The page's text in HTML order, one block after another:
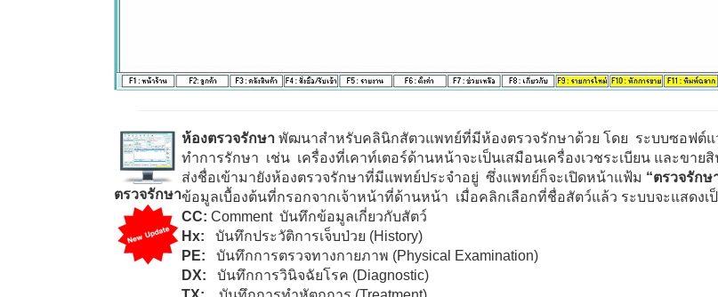
ตรวจรักษา
ห้องตรวจรักษา พัฒนาสำหรับคลินิกสัตวแพทย์ที่มีห้องตรวจรักษาด้วย โดย ระบบซอฟต์แ
ทำการรักษา เช่น เครื่องที่เคาท์เตอร์ด้านหน้าจะเป็นเสมือนเครื่องเวชระเบียน และข
ส่งชื่อเข้ามายังห้องตรวจรักษาที่มีแพทย์ประจำอยู่ ซึ่งแพทย์ก็จะเปิดหน้าแฟ้ม “ตรวจรักษ
ข้อมูลเบื้องต้นที่กรอกจากเจ้าหน้าที่ด้านหน้า เมื่อคลิกเลือกที่ชื่อสัตว์แล้ว ระบบจะแสดงเ
CC: Comment บันทึกข้อมูลเกี่ยวกับสัตว์
Hx:
บันทึกประวัติการเจ็บป่วย (History)
PE:
บันทึกการตรวจทางกายภาพ (Physical Examination)
DX:
บันทึกการวินิจฉัยโรค (Diagnostic)